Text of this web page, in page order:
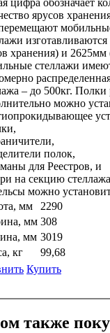
цифра обозначает
ярусов
хранения) и 2625мм
стеллажи
– до 500кг.
можно
полок,
для Реестров, и
на секцию
можно
мм
2290
мм 308
мм 3019
кг
99,68
Купить
также